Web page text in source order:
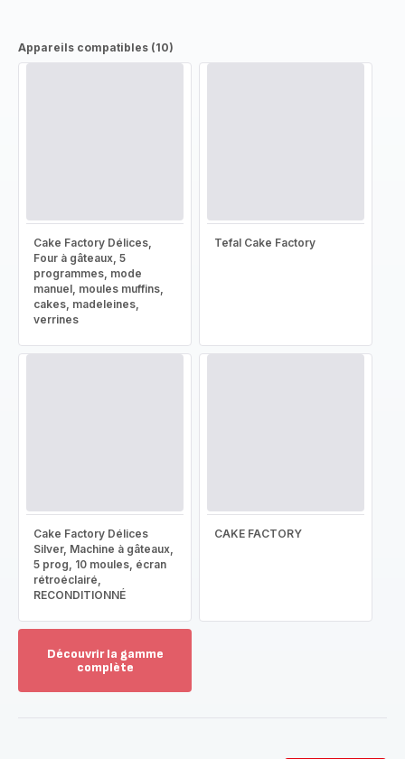
Appareils compatibles (10)
Cake Factory Délices,
Four à gâteaux, 5
programmes, mode
manuel, moules muffins,
cakes, madeleines,
verrines
Tefal Cake Factory
Cake Factory Délices
Silver, Machine à gâteaux,
5 prog, 10 moules, écran
rétroéclairé,
RECONDITIONNÉ
CAKE FACTORY
Découvrir la gamme
complète